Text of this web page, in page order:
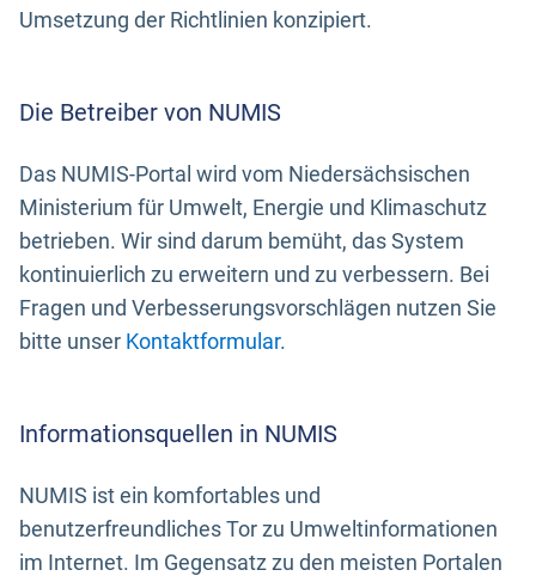
Umsetzung der Richtlinien konzipiert.
Die Betreiber von NUMIS
Das NUMIS-Portal wird vom Niedersächsischen
Ministerium für Umwelt, Energie und Klimaschutz
betrieben. Wir sind darum bemüht, das System
kontinuierlich zu erweitern und zu verbessern. Bei
Fragen und Verbesserungsvorschlägen nutzen Sie
bitte unser Kontaktformular.
Informationsquellen in NUMIS
NUMIS ist ein komfortables und
benutzerfreundliches Tor zu Umweltinformationen
im Internet. Im Gegensatz zu den meisten Portalen